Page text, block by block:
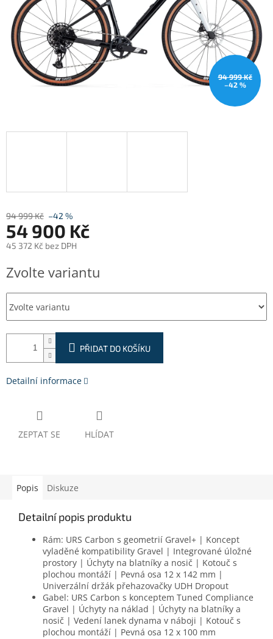
94 999 Kč
–42 %
94 999 Kč –42 %
54 900 Kč
45 372 Kč bez DPH
cena:
Zvolte variantu
PŘIDAT DO KOŠÍKU
Detailní informace
ZEPTAT SE HLÍDAT
Popis Diskuze
Detailní popis produktu
Rám: URS Carbon s geometrií Gravel+ | Koncept
vyladěné kompatibility Gravel | Integrované úložné
prostory | Úchyty na blatníky a nosič | Kotouč s
plochou montáží | Pevná osa 12 x 142 mm |
Univerzální držák přehazovačky UDH Dropout
Gabel: URS Carbon s konceptem Tuned Compliance
Gravel | Úchyty na náklad | Úchyty na blatníky a
nosič | Vedení lanek dynama v náboji | Kotouč s
plochou montáží | Pevná osa 12 x 100 mm